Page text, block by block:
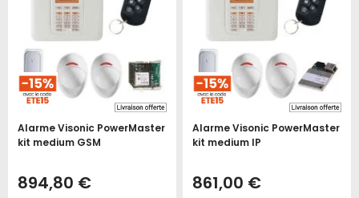
Alarme Visonic PowerMaster
kit medium GSM
894,80 €
Alarme Visonic PowerMaster
kit medium IP
861,00 €